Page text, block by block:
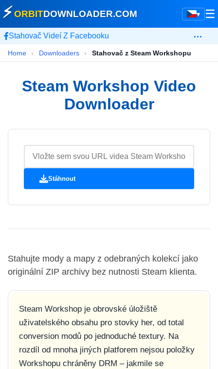
▾
⚡ORBITDOWNLOADER.COM ☰
Stahovač Videí Z Facebooku …
Home › Downloaders › Stahovač z Steam Workshopu
Steam Workshop Video
Downloader
Stáhnout
Stahujte mody a mapy z odebraných kolekcí jako
originální ZIP archivy bez nutnosti Steam klienta.
Steam Workshop je obrovské úložiště
uživatelského obsahu pro stovky her, od total
conversion modů po jednoduché textury. Na
rozdíl od mnoha jiných platforem nejsou položky
Workshopu chráněny DRM – jakmile se